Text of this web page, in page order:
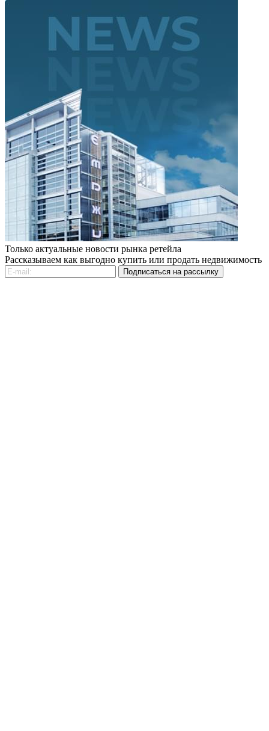
Только актуальные новости рынка ретейла
Рассказываем как выгодно купить или продать недвижимость